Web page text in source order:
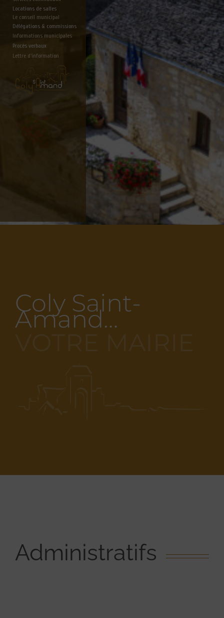
Locations de salles
Le conseil municipal
Délégations & commissions
Informations municipales
Lettre d'information
Procès verbaux
Coly Saint-
Amand…
Administratifs